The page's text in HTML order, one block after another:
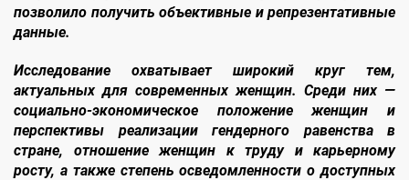
позволило получить объективные и репрезентативные
данные.
Исследование охватывает широкий круг тем,
актуальных для современных женщин. Среди них —
социально-экономическое положение женщин и
перспективы реализации гендерного равенства в
стране, отношение женщин к труду и карьерному
росту, а также степень осведомленности о доступных